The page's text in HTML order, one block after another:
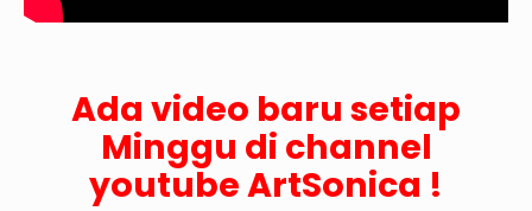
Ada video baru setiap
Minggu di channel
youtube ArtSonica !